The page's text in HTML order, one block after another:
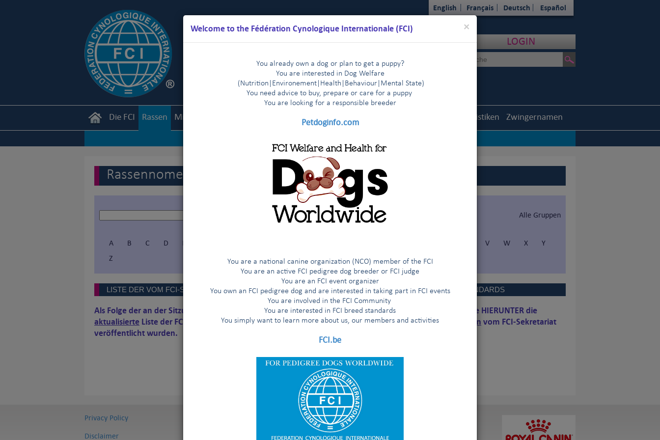
×
Welcome to the Fédération Cynologique Internationale (FCI)
You already own a dog or plan to get a puppy?
You are interested in Dog Welfare
(Nutrition
Environement Health Behaviour Mental State)
You need advice to buy, prepare or care for a puppy
You are looking for a responsible breeder
Petdoginfo.com
You are a national canine organization (NCO) member of the FCI
You are an active FCI pedigree dog breeder or FCI judge
You are an FCI event organizer
You own an FCI pedigree dog and are interested in taking part in FCI events
You are involved in the FCI Community
You are interested in FCI breed standards
You simply want to learn more about us, our members and activities
FCI.be
English Français Deutsch Español
LOGIN
Die FCI Rassen Mitglieder Reglemente Ergebnisse Statistiken Zwingernamen
Rassennomenklatur der FCI
Alle Gruppen
A B C D E V W X
Y
Z
LISTE DER VOM FCI-SEKRETARIAT INNERHALB DER LETZTEN 6 MONATEN VERÖFFENTLICHTE FCI-STANDARDS
Als Folge der an der Sitzung des Vorstandes am 13. Juli 2011 in Paris getroffenen Entscheidung finden Sie HIERUNTERdie
aktualisierte Liste der FCI-Standards (nachVeröffentlichungsdatum ), dieinnerhalb der letzten 6 Monaten vom FCI-Sekretariat
veröffentlicht wurden.
Privacy Policy
Disclaimer